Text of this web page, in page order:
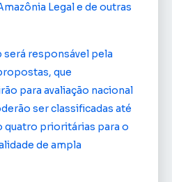
Legal e de outras
será responsável pela
que
para avaliação nacional
ser classificadas até
quatro prioritárias para o
de ampla